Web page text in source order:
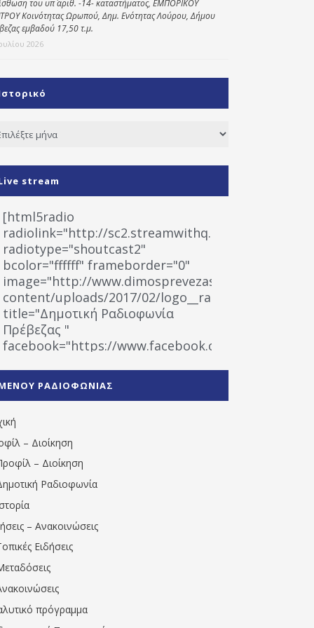
του υπ΄ αριθ. -14- καταστήματος, ΕΜΠΟΡΙΚΟΥ
Κοινότητας Ωρωπού, Δημ. Ενότητας Λούρου, Δήμου
εμβαδού 17,50 τ.μ.
2026
stream
[html5radio
radiolink="http://sc2.streamwithq.com:8028/
radiotype="shoutcast2"
bcolor="ffffff" frameborder="0"
image="http://www.dimosprevezas.gr/wp-
content/uploads/2017/02/logo__radiofonias.jpg"
title="Δημοτική Ραδιοφωνία
Πρέβεζας "
facebook="https://www.facebook.com/
1531194763766854/" artist="" ]
ΡΑΔΙΟΦΩΝΙΑΣ
– Διοίκηση
– Διοίκηση
Ραδιοφωνία
– Ανακοινώσεις
Ειδήσεις
πρόγραμμα